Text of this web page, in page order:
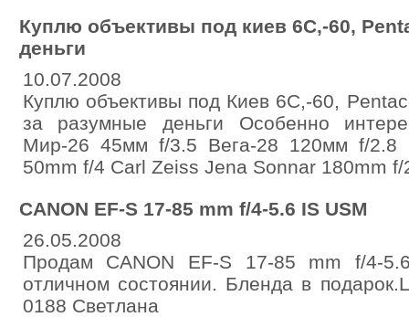
Куплю объективы под киев 6С,-60,
деньги
10.07.2008
Куплю объективы под Киев 6С,-60,
за разумные деньги Особенно
Мир-26 45мм f/3.5 Вега-28 120мм f/2.8
50mm f/4 Carl Zeiss Jena Sonnar 180mm f/
CANON EF-S 17-85 mm f/4-5.6 IS USM
26.05.2008
Продам CANON EF-S 17-85 mm f/4-
отличном состоянии. Бленда в
0188 Светлана